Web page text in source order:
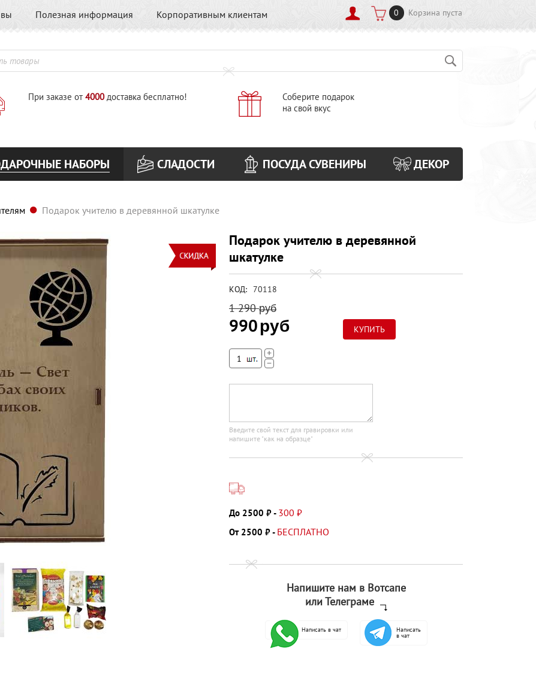
Полезная информация Корпоративным клиентам 0 Корзина пуста
При заказе от 4000доставка бесплатно!
Соберите подарок
на свой вкус
НАБОРЫ СЛАДОСТИ ПОСУДА СУВЕНИРЫ ДЕКОР
Подарок учителю в деревянной шкатулке
Подарок учителю в деревянной
шкатулке
КОД: 70118
1 290 руб
990 руб
+
−
Введите свой текст для гравировки или
напишите "как на образце"
До 2500 ₽ - 300 ₽
От 2500 ₽ - БЕСПЛАТНО
Напишите нам в Вотсапе
или Телеграме
Написать в чат Написать
в чат